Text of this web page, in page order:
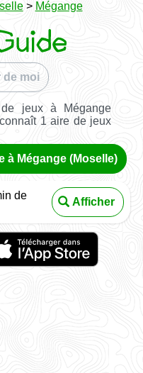
> Mégange
de moi
jeux à Mégange
1 aire de jeux
à Mégange (Moselle)
de
Afficher